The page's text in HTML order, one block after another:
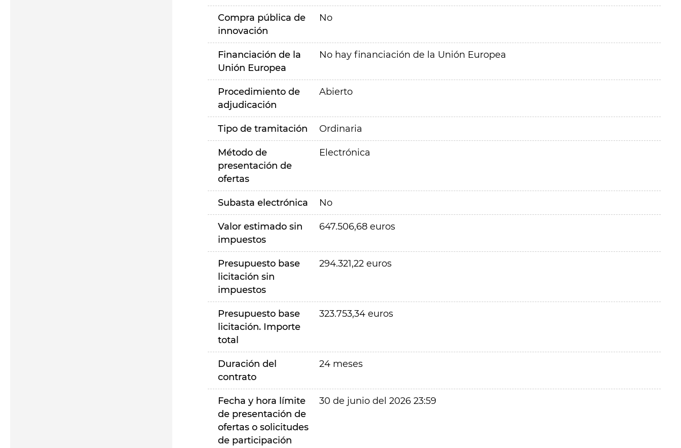
Compra pública de
innovación
No
Financiación de la
Unión Europea
No hay financiación de la Unión Europea
Procedimiento de
adjudicación
Abierto
Tipo de tramitación Ordinaria
Método de
presentación de
ofertas
Electrónica
Subasta electrónica No
Valor estimado sin
impuestos
647.506,68 euros
Presupuesto base
licitación sin
impuestos
294.321,22 euros
Presupuesto base
licitación. Importe
total
323.753,34 euros
Duración del
contrato
24 meses
Fecha y hora límite
de presentación de
ofertas o solicitudes
de participación
30 de junio del 2026 23:59